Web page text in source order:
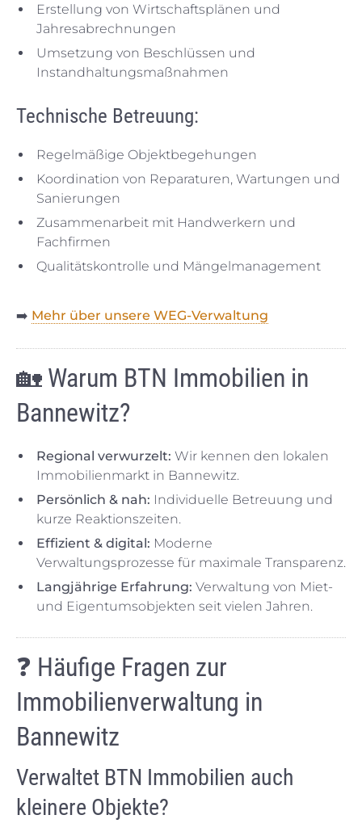
Erstellung von Wirtschaftsplänen und
Jahresabrechnungen
Umsetzung von Beschlüssen und
Instandhaltungsmaßnahmen
Technische Betreuung:
Regelmäßige Objektbegehungen
Koordination von Reparaturen, Wartungen und
Sanierungen
Zusammenarbeit mit Handwerkern und
Fachfirmen
Qualitätskontrolle und Mängelmanagement
➡️ Mehr über unsere WEG-Verwaltung
🏡 Warum BTN Immobilien in
Bannewitz?
Regional verwurzelt: Wir kennen den lokalen
Immobilienmarkt in Bannewitz.
Persönlich & nah: Individuelle Betreuung und
kurze Reaktionszeiten.
Effizient & digital: Moderne
Verwaltungsprozesse für maximale Transparenz.
Langjährige Erfahrung: Verwaltung von Miet-
und Eigentumsobjekten seit vielen Jahren.
❓ Häufige Fragen zur
Immobilienverwaltung in
Bannewitz
Verwaltet BTN Immobilien auch
kleinere Objekte?